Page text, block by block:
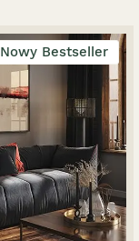
Nowy Bestseller